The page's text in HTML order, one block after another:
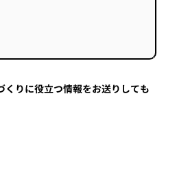
くりに役立つ情報をお送りしても